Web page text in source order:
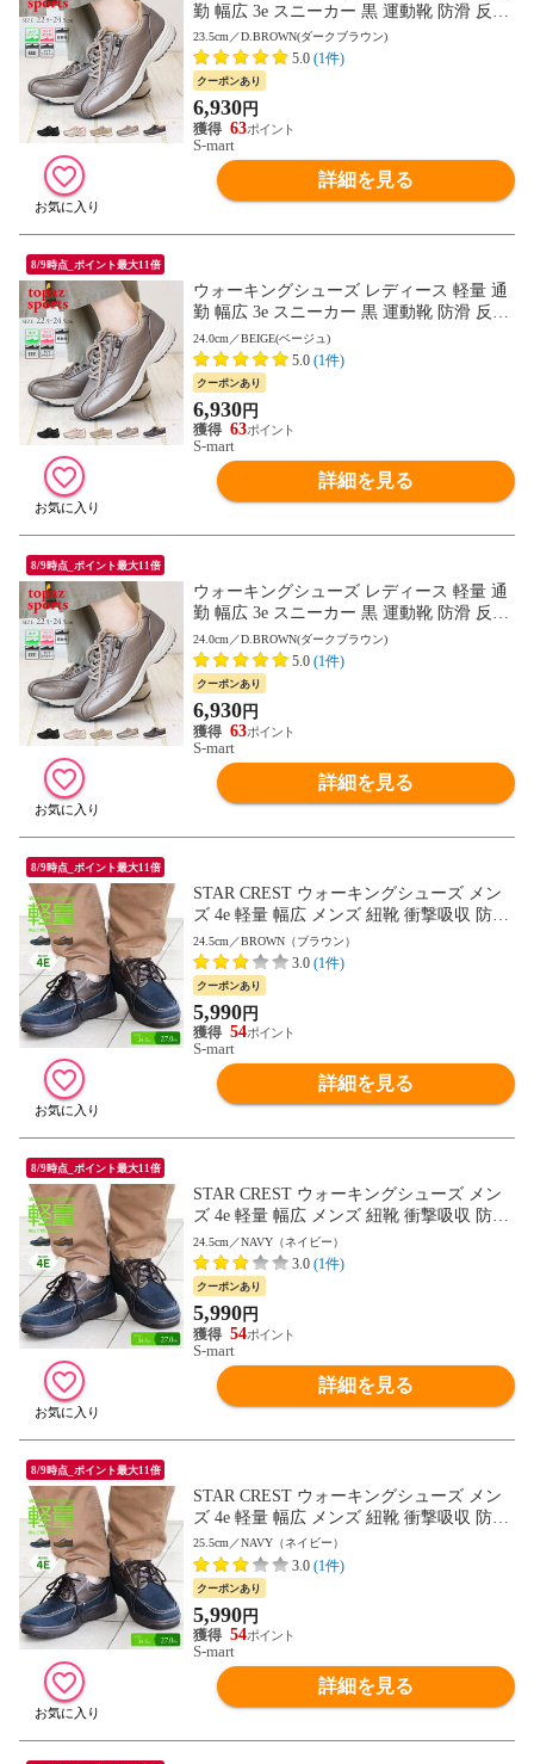
勤 幅広 3e スニーカー 黒 運動靴 防滑 反射
板付き リフレクター トパーズ 靴 TOPAZ 7
048
23.5cm／D.BROWN(ダークブラウン)
5.0 (1件)
クーポンあり
6,930円
63
S-mart
詳細を見る
8/9時点_ポイント最大11倍
ウォーキングシューズ レディース 軽量 通
勤 幅広 3e スニーカー 黒 運動靴 防滑 反射
板付き リフレクター トパーズ 靴 TOPAZ 7
048
24.0cm／BEIGE(ベージュ)
5.0 (1件)
クーポンあり
6,930円
63
S-mart
詳細を見る
8/9時点_ポイント最大11倍
ウォーキングシューズ レディース 軽量 通
勤 幅広 3e スニーカー 黒 運動靴 防滑 反射
板付き リフレクター トパーズ 靴 TOPAZ 7
048
24.0cm／D.BROWN(ダークブラウン)
5.0 (1件)
クーポンあり
6,930円
63
S-mart
詳細を見る
8/9時点_ポイント最大11倍
STAR CREST ウォーキングシューズ メン
ズ 4e 軽量 幅広 メンズ 紐靴 衝撃吸収 防滑
紳士 屈曲性 歩きやすい スエード ネイビー
ブラウン ウォーキング 旅行 散歩 レースア
ップ 紳士靴 男性用 通勤用 カジュアルシュ
ーズ 父の日 敬老の日 スタークレスト 4501
送料無料
24.5cm／BROWN（ブラウン）
3.0 (1件)
クーポンあり
5,990円
54
S-mart
詳細を見る
8/9時点_ポイント最大11倍
STAR CREST ウォーキングシューズ メン
ズ 4e 軽量 幅広 メンズ 紐靴 衝撃吸収 防滑
紳士 屈曲性 歩きやすい スエード ネイビー
ブラウン ウォーキング 旅行 散歩 レースア
ップ 紳士靴 男性用 通勤用 カジュアルシュ
ーズ 父の日 敬老の日 スタークレスト 4501
送料無料
24.5cm／NAVY（ネイビー）
3.0 (1件)
クーポンあり
5,990円
54
S-mart
詳細を見る
8/9時点_ポイント最大11倍
STAR CREST ウォーキングシューズ メン
ズ 4e 軽量 幅広 メンズ 紐靴 衝撃吸収 防滑
紳士 屈曲性 歩きやすい スエード ネイビー
ブラウン ウォーキング 旅行 散歩 レースア
ップ 紳士靴 男性用 通勤用 カジュアルシュ
ーズ 父の日 敬老の日 スタークレスト 4501
送料無料
25.5cm／NAVY（ネイビー）
3.0 (1件)
クーポンあり
5,990円
54
S-mart
詳細を見る